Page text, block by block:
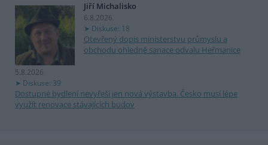
Jiří Michalisko
6.8.2026
Diskuse: 18
Otevřený dopis ministerstvu průmyslu a
obchodu ohledně sanace odvalu Heřmanice
5.8.2026
Diskuse: 39
Dostupné bydlení nevyřeší jen nová výstavba. Česko musí lépe
využít renovace stávajících budov